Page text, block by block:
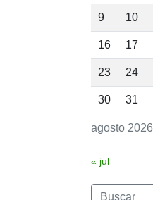
agosto 2026
9 10
16 17
23 24
30 31
« jul